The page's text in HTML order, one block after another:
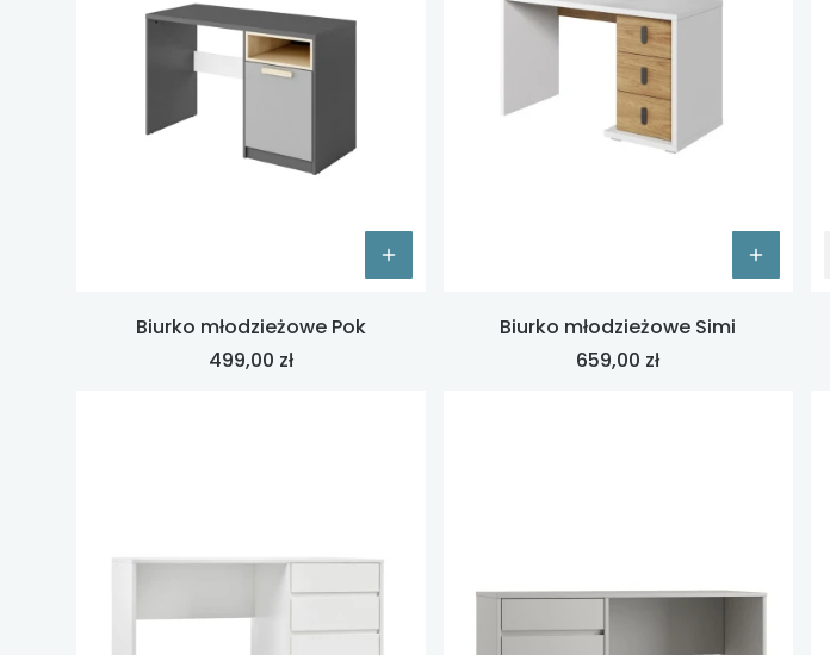
Biurko młodzieżowe Pok
Cena
499,00 zł
Biurko młodzieżowe Simi
Cena
659,00 zł